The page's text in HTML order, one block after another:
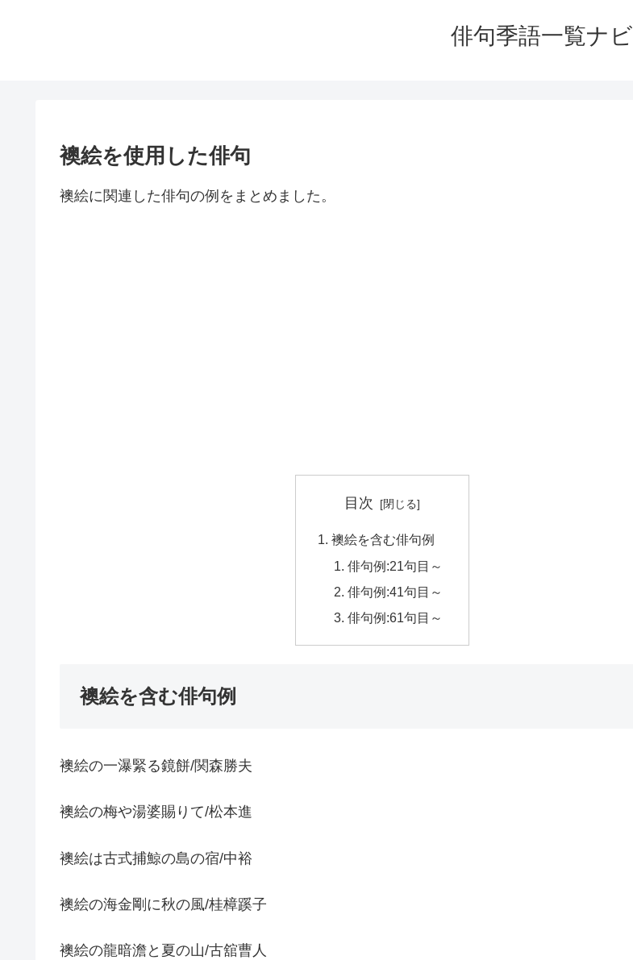
俳句季語一覧ナビ
襖絵を使用した俳句
襖絵に関連した俳句の例をまとめました。
目次
襖絵を含む俳句例
俳句例:21句目～
俳句例:41句目～
俳句例:61句目～
襖絵を含む俳句例
襖絵の一瀑緊る鏡餅/関森勝夫
襖絵の梅や湯婆賜りて/松本進
襖絵は古式捕鯨の島の宿/中裕
襖絵の海金剛に秋の風/桂樟蹊子
襖絵の龍暗澹と夏の山/古舘曹人